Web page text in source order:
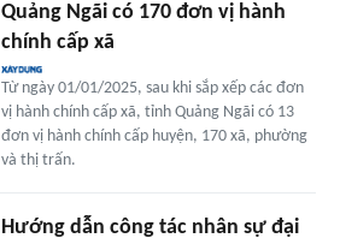
Quảng Ngãi có 170 đơn vị hành
chính cấp xã
Từ ngày 01/01/2025, sau khi sắp xếp các đơn
vị hành chính cấp xã, tỉnh Quảng Ngãi có 13
đơn vị hành chính cấp huyện, 170 xã, phường
và thị trấn.
Hướng dẫn công tác nhân sự đại